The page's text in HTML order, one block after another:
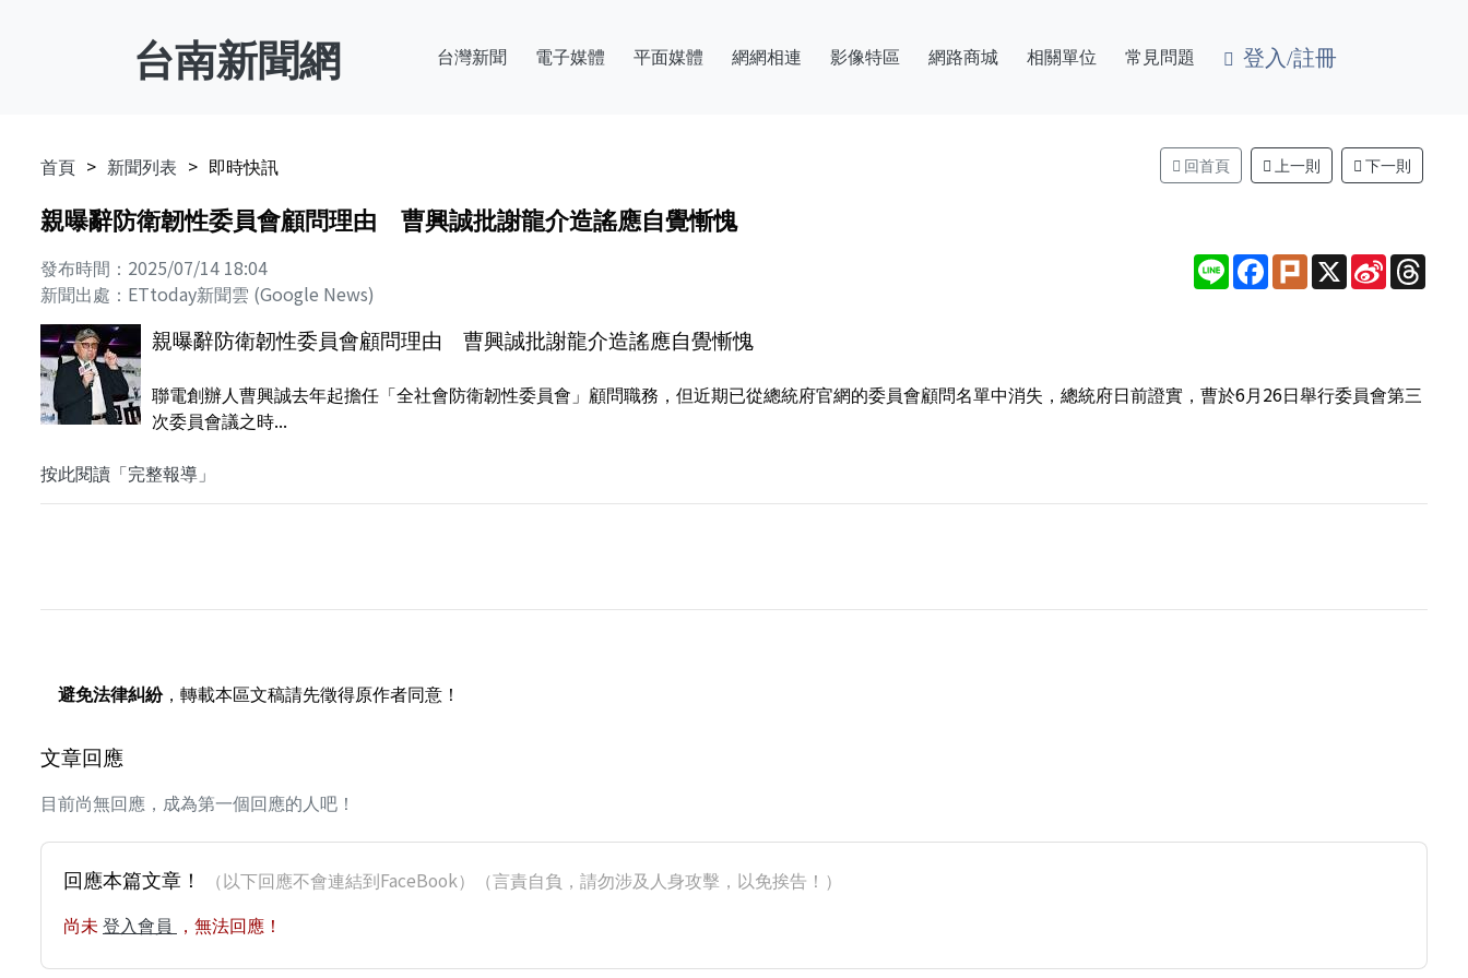
台南新聞網 台灣新聞 電子媒體 平面媒體 網網相連 影像特區 網路商城 相關單位 常見問題 登入/註冊
首頁 新聞列表 即時快訊 回首頁 上一則 下一則
親曝辭防衛韌性委員會顧問理由 曹興誠批謝龍介造謠應自覺慚愧
發布時間：2025/07/14 18:04
新聞出處：ETtoday新聞雲 (Google News)
Line Facebook
PlurkX Sina
Weibo
親曝辭防衛韌性委員會顧問理由 曹興誠批謝龍介造謠應自覺慚愧
聯電創辦人曹興誠去年起擔任「全社會防衛韌性委員會」顧問職務，但近期已從總統府官網的委員會顧問名單中消失，總統府日前證實，曹於6月26日舉行委員會第三
次委員會議之時...
按此閱讀「完整報導」
避免法律糾紛，轉載本區文稿請先徵得原作者同意！
文章回應
目前尚無回應，成為第一個回應的人吧！
回應本篇文章！ （以下回應不會連結到FaceBook）（言責自負，請勿涉及人身攻擊，以免挨告！）
尚未 登入會員 ，無法回應！